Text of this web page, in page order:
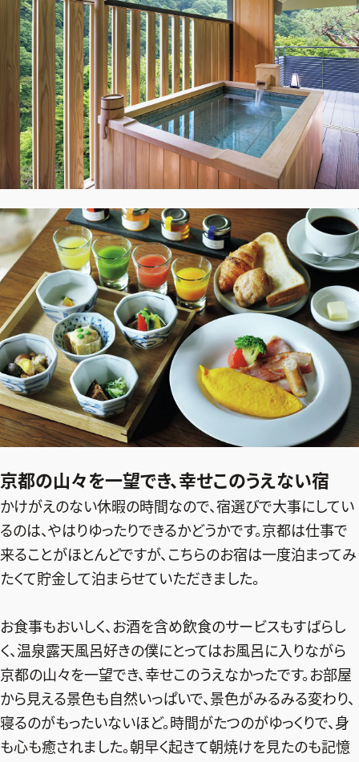
2026年9月号
最新号試し読み
定期購読
デジタル版
購入
SHOPPING
エクラプレミアム通販
売れ筋ランキング
エクラ掲載品
エクラ限定アイテム
イーバイエクラ
FOLLOW US
ファッション、ライフスタイル、
そしてエクラの美意識を、SNSで発信しています。
JOIN US
編集部から届くメールマガジン、
特典が満載！
新規会員登録はこちら
京都の山々を一望でき、幸せこのうえない宿
かけがえのない休暇の時間なので、宿選びで大事にしてい
るのは、やはりゆったりできるかどうかです。京都は仕事で
来ることがほとんどですが、こちらのお宿は一度泊まってみ
たくて貯金して泊まらせていただきました。
お食事もおいしく、お酒を含め飲食のサービスもすばらし
く、温泉露天風呂好きの僕にとってはお風呂に入りながら
京都の山々を一望でき、幸せこのうえなかったです。お部屋
から見える景色も自然いっぱいで、景色がみるみる変わり、
寝るのがもったいないほど。時間がたつのがゆっくりで、身
も心も癒されました。朝早く起きて朝焼けを見たのも記憶